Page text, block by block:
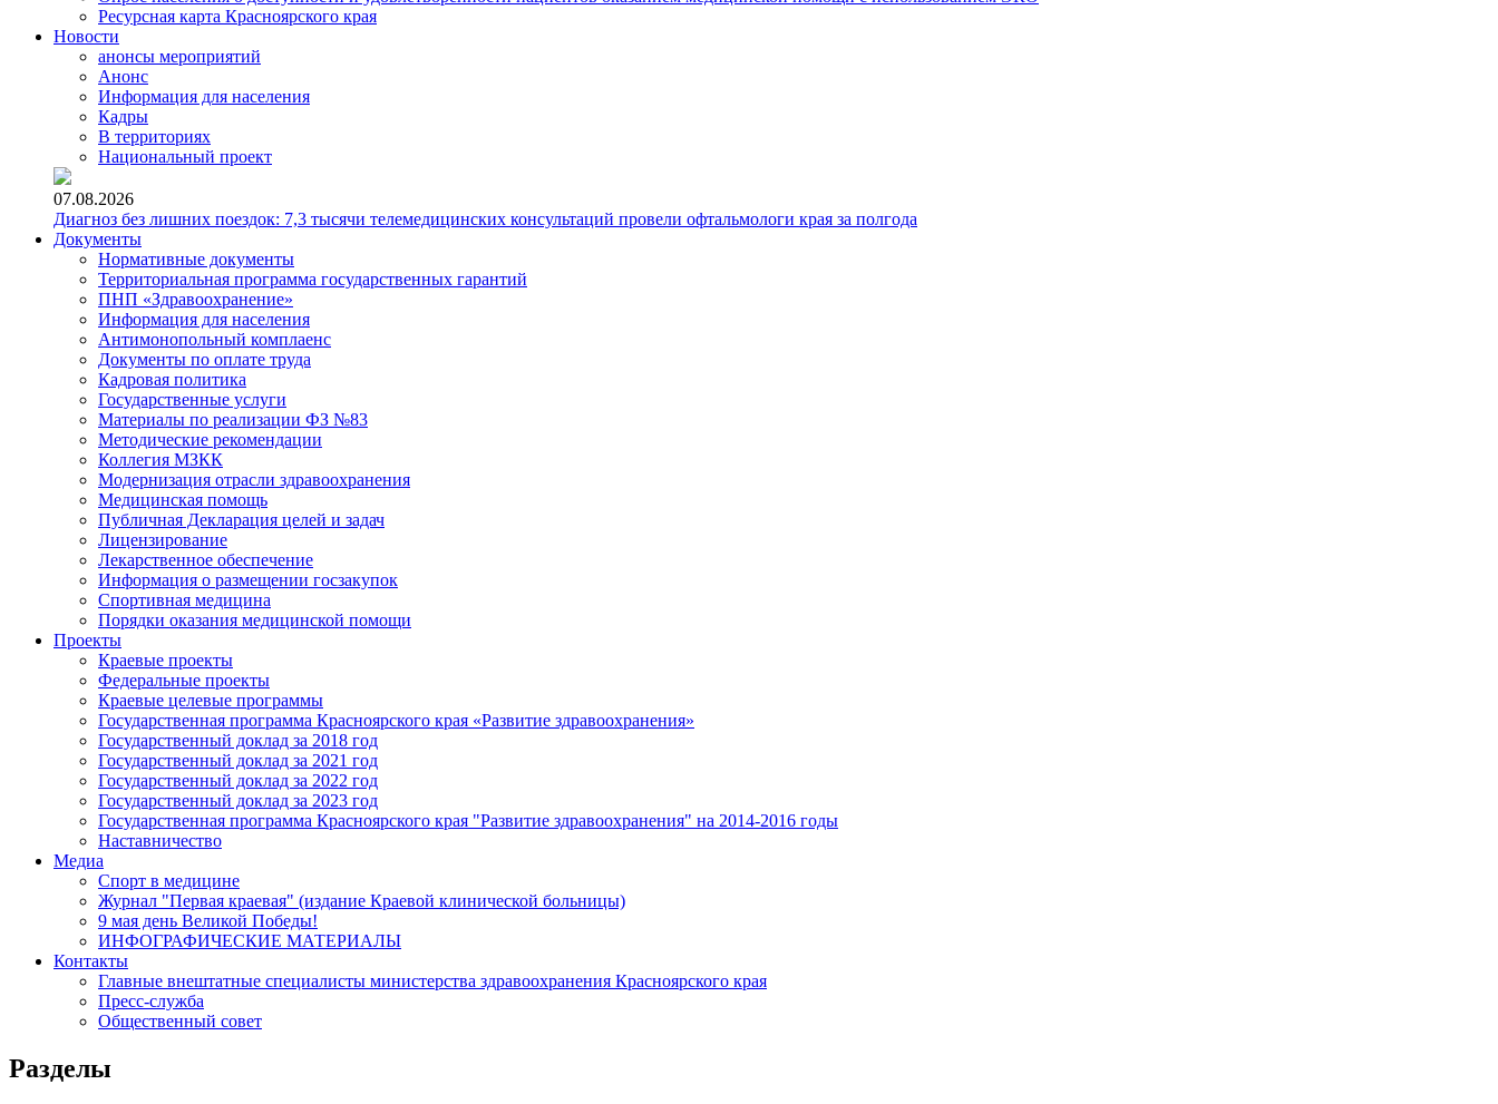
Ресурсная карта Красноярского края
Новости
анонсы мероприятий
Анонс
Информация для населения
Кадры
В территориях
Национальный проект
07.08.2026
Диагноз без лишних поездок: 7,3 тысячи телемедицинских консультаций провели офтальмологи края за полгода
Документы
Нормативные документы
Территориальная программа государственных гарантий
ПНП «Здравоохранение»
Информация для населения
Антимонопольный комплаенс
Документы по оплате труда
Кадровая политика
Государственные услуги
Материалы по реализации ФЗ №83
Методические рекомендации
Коллегия МЗКК
Модернизация отрасли здравоохранения
Медицинская помощь
Публичная Декларация целей и задач
Лицензирование
Лекарственное обеспечение
Информация о размещении госзакупок
Спортивная медицина
Порядки оказания медицинской помощи
Проекты
Краевые проекты
Федеральные проекты
Краевые целевые программы
Государственная программа Красноярского края «Развитие здравоохранения»
Государственный доклад за 2018 год
Государственный доклад за 2021 год
Государственный доклад за 2022 год
Государственный доклад за 2023 год
Государственная программа Красноярского края "Развитие здравоохранения" на 2014-2016 годы
Наставничество
Медиа
Спорт в медицине
Журнал "Первая краевая" (издание Краевой клинической больницы)
9 мая день Великой Победы!
ИНФОГРАФИЧЕСКИЕ МАТЕРИАЛЫ
Контакты
Главные внештатные специалисты министерства здравоохранения Красноярского края
Пресс-служба
Общественный совет
Разделы